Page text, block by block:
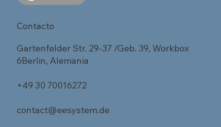
Contacto
Gartenfelder Str. 29-37 /Geb. 39, Workbox
6Berlin, Alemania
+49 30 70016272
contact@eesystem.de